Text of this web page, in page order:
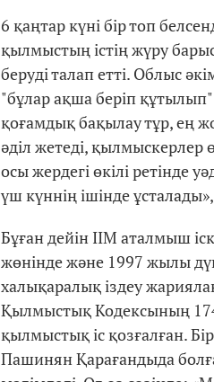
6 қаңтар күні бір топ
қылмыстың істің жүру
беруді талап етті. Облыс
"бұлар ақша беріп
қоғамдық бақылау тұр, ең
әділ жетеді, қылмыскерлер
осы жердегі өкілі ретінде
үш күннің ішінде ұсталады»,
Бұған дейін ІІМ аталмыш
жөнінде және 1997 жылы
халықаралық іздеу
Қылмыстық Кодексының
қылмыстық іс қозғалған.
Пашинян Қарағандыда